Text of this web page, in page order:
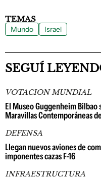
TEMAS
Mundo Israel
SEGUÍ
VOTACION MUNDIAL
El Museo Guggenheim Bilbao
Maravillas Contemporáneas
DEFENSA
Llegan nuevos aviones de
imponentes cazas F-16
INFRAESTRUCTURA